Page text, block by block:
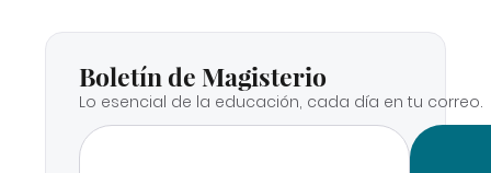
Boletín de Magisterio
Lo esencial de la educación, cada día en tu correo.